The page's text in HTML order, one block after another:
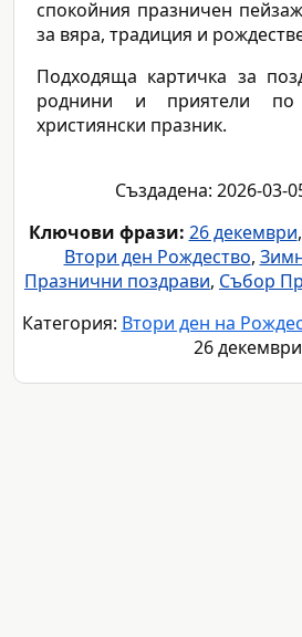
спокойния празничен
за вяра, традиция и
Подходяща картичка за
роднини и приятели по
християнски празник.
Създадена: 2026-03-
Ключови фрази: 26 декември,
Втори ден Рождество,
Празнични поздрави, Събор
Категория: Втори ден на
26 декември